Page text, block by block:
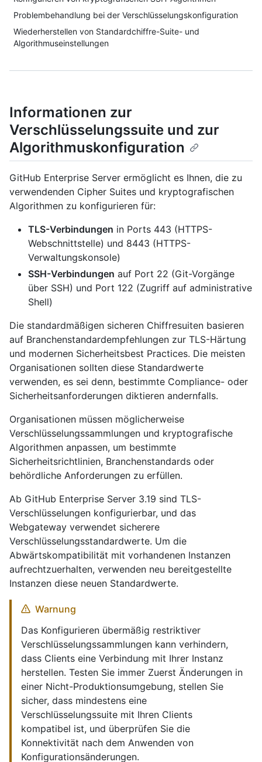
Problembehandlung bei der Verschlüsselungskonfiguration
Wiederherstellen von Standardchiffre-Suite- und
Algorithmuseinstellungen
Informationen zur
Verschlüsselungssuite und zur
Algorithmuskonfiguration
GitHub Enterprise Server ermöglicht es Ihnen, die zu
verwendenden Cipher Suites und kryptografischen
Algorithmen zu konfigurieren für:
TLS-Verbindungen in Ports 443 (HTTPS-
Webschnittstelle) und 8443 (HTTPS-
Verwaltungskonsole)
SSH-Verbindungen auf Port 22 (Git-Vorgänge
über SSH) und Port 122 (Zugriff auf administrative
Shell)
Die standardmäßigen sicheren Chiffresuiten basieren
auf Branchenstandardempfehlungen zur TLS-Härtung
und modernen Sicherheitsbest Practices. Die meisten
Organisationen sollten diese Standardwerte
verwenden, es sei denn, bestimmte Compliance- oder
Sicherheitsanforderungen diktieren andernfalls.
Organisationen müssen möglicherweise
Verschlüsselungssammlungen und kryptografische
Algorithmen anpassen, um bestimmte
Sicherheitsrichtlinien, Branchenstandards oder
behördliche Anforderungen zu erfüllen.
Ab GitHub Enterprise Server 3.19 sind TLS-
Verschlüsselungen konfigurierbar, und das
Webgateway verwendet sicherere
Verschlüsselungsstandardwerte. Um die
Abwärtskompatibilität mit vorhandenen Instanzen
aufrechtzuerhalten, verwenden neu bereitgestellte
Instanzen diese neuen Standardwerte.
Warnung
Das Konfigurieren übermäßig restriktiver
Verschlüsselungssammlungen kann verhindern,
dass Clients eine Verbindung mit Ihrer Instanz
herstellen. Testen Sie immer Zuerst Änderungen in
einer Nicht-Produktionsumgebung, stellen Sie
sicher, dass mindestens eine
Verschlüsselungssuite mit Ihren Clients
kompatibel ist, und überprüfen Sie die
Konnektivität nach dem Anwenden von
Konfigurationsänderungen.